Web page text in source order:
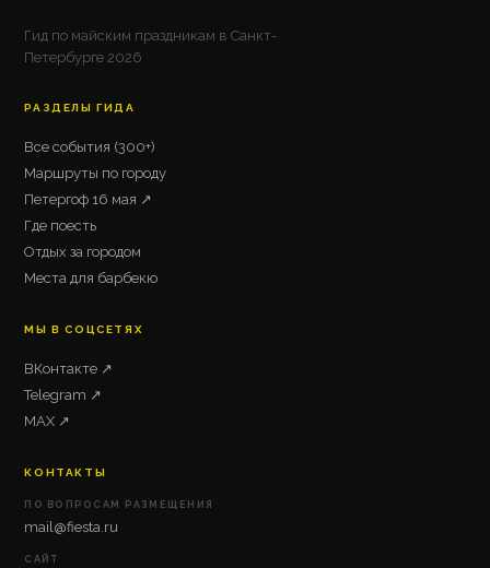
Гид по майским праздникам в Санкт-
Петербурге 2026
РАЗДЕЛЫ ГИДА
Все события (300+)
Маршруты по городу
Петергоф 16 мая ↗
Где поесть
Отдых за городом
Места для барбекю
МЫ В СОЦСЕТЯХ
ВКонтакте ↗
Telegram ↗
MAX ↗
КОНТАКТЫ
ПО ВОПРОСАМ РАЗМЕЩЕНИЯ
mail@fiesta.ru
САЙТ